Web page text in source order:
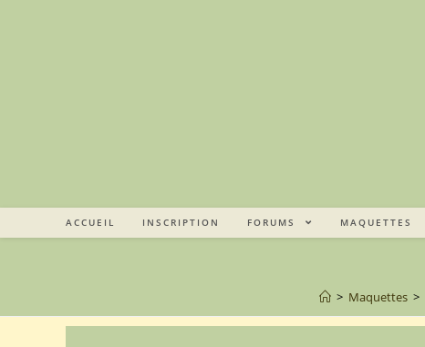
ACCUEIL INSCRIPTION FORUMS MAQUETTES
> Maquettes >